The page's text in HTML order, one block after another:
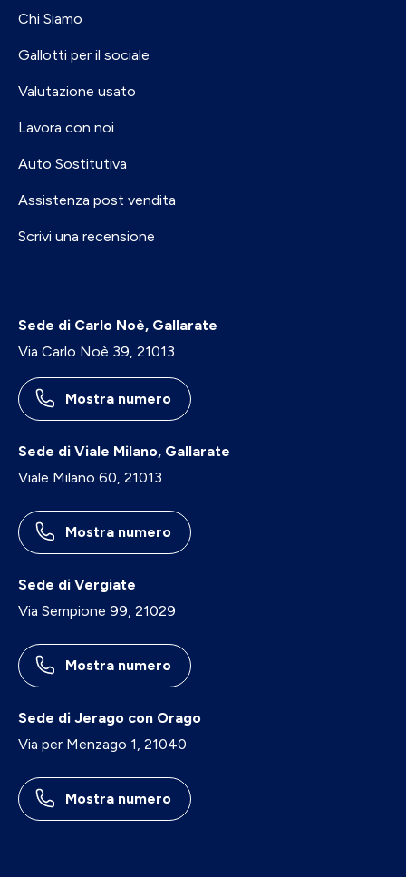
Chi Siamo
Gallotti per il sociale
Valutazione usato
Lavora con noi
Auto Sostitutiva
Assistenza post vendita
Scrivi una recensione
Sede di Carlo Noè, Gallarate
Via Carlo Noè 39, 21013
Mostra numero
Sede di Viale Milano, Gallarate
Viale Milano 60, 21013
Mostra numero
Sede di Vergiate
Via Sempione 99, 21029
Mostra numero
Sede di Jerago con Orago
Via per Menzago 1, 21040
Mostra numero